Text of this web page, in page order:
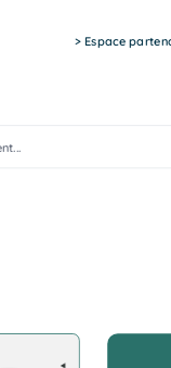
> Espace
For Mobile